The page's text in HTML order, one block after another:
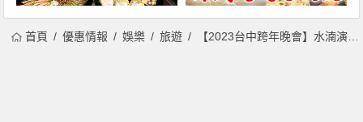
首頁 優惠情報 娛樂 旅遊 【2023台中跨年晚會】水湳演唱會/煙火/飯店餐廳活動/景點及交通資訊